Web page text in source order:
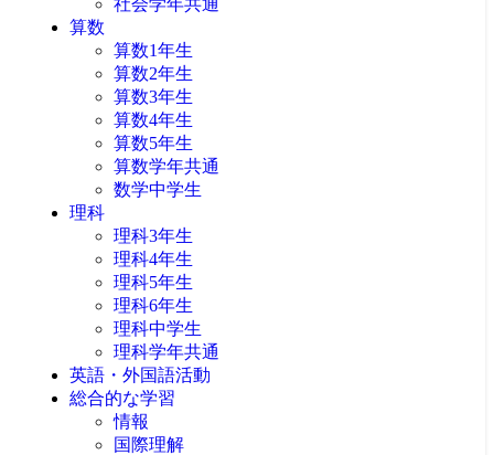
社会学年共通
算数
算数1年生
算数2年生
算数3年生
算数4年生
算数5年生
算数学年共通
数学中学生
理科
理科3年生
理科4年生
理科5年生
理科6年生
理科中学生
理科学年共通
英語・外国語活動
総合的な学習
情報
国際理解